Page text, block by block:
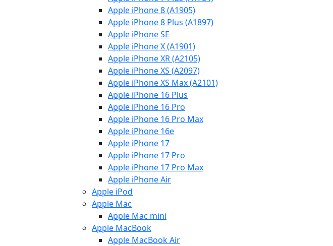
Apple iPhone 8 (A1905)
Apple iPhone 8 Plus (A1897)
Apple iPhone SE
Apple iPhone X (A1901)
Apple iPhone XR (A2105)
Apple iPhone XS (A2097)
Apple iPhone XS Max (A2101)
Apple iPhone 16 Plus
Apple iPhone 16 Pro
Apple iPhone 16 Pro Max
Apple iPhone 16e
Apple iPhone 17
Apple iPhone 17 Pro
Apple iPhone 17 Pro Max
Apple iPhone Air
Apple iPod
Apple Mac
Apple Mac mini
Apple MacBook
Apple MacBook Air